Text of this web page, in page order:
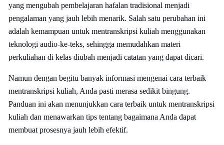
yang mengubah pembelajaran hafalan tradisional menjadi
pengalaman yang jauh lebih menarik. Salah satu perubahan ini
adalah kemampuan untuk mentranskripsi kuliah menggunakan
teknologi audio-ke-teks, sehingga memudahkan materi
perkuliahan di kelas diubah menjadi catatan yang dapat dicari.
Namun dengan begitu banyak informasi mengenai cara terbaik
mentranskripsi kuliah, Anda pasti merasa sedikit bingung.
Panduan ini akan menunjukkan cara terbaik untuk mentranskripsi
kuliah dan menawarkan tips tentang bagaimana Anda dapat
membuat prosesnya jauh lebih efektif.